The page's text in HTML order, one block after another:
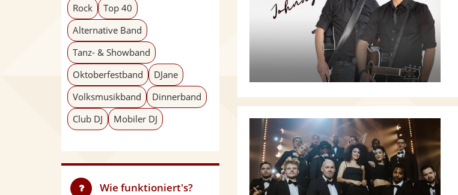
Rock
Top 40
Alternative Band
Tanz- & Showband
Oktoberfestband
DJane
Volksmusikband
Dinnerband
Club DJ
Mobiler DJ
Wie funktioniert's?